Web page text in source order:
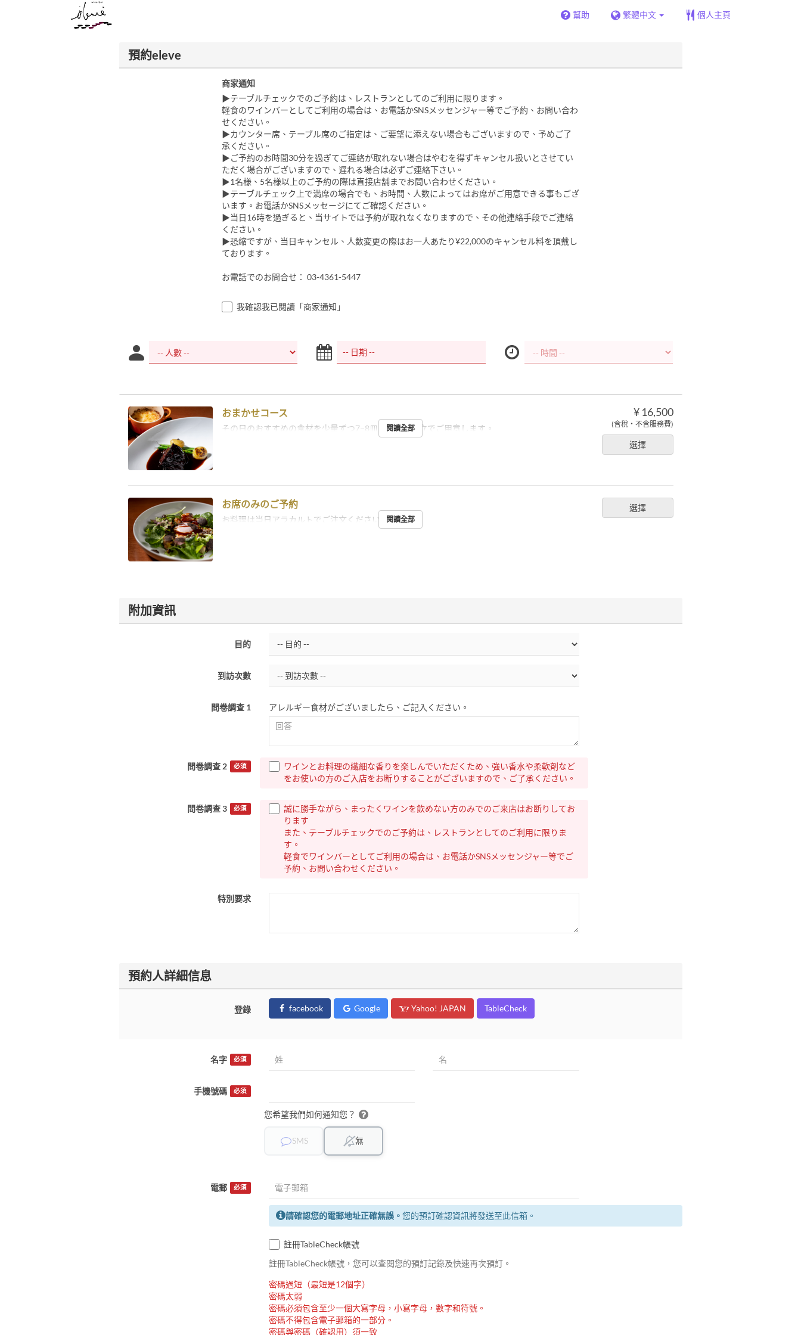
幫助 繁體中文 個人主頁
預約eleve
商家通知
▶︎テーブルチェックでのご予約は、レストランとしてのご利用に限ります。
軽食のワインバーとしてご利用の場合は、お電話かSNSメッセンジャー等でご予約、お問い合わ
せください。
▶︎カウンター席、テーブル席のご指定は、ご要望に添えない場合もございますので、予めご了
承ください。
▶︎ご予約のお時間30分を過ぎてご連絡が取れない場合はやむを得ずキャンセル扱いとさせてい
ただく場合がございますので、遅れる場合は必ずご連絡下さい。
▶︎1名様、5名様以上のご予約の際は直接店舗までお問い合わせください。
▶︎テーブルチェック上で満席の場合でも、お時間、人数によってはお席がご用意できる事もござ
います。お電話かSNSメッセージにてご確認ください。
▶︎当日16時を過ぎると、当サイトでは予約が取れなくなりますので、その他連絡手段でご連絡
ください。
▶︎恐縮ですが、当日キャンセル、人数変更の際はお一人あたり¥22,000のキャンセル料を頂戴し
ております。
お電話でのお問合せ： 03-4361-5447
我確認我已閱讀「商家通知」
¥ 16,500
(含稅・不含服務費)
選擇
おまかせコース
その日のおすすめの食材を少量ずつ7−8皿、コース仕立でご用意します。
閱讀全部
選擇
お席のみのご予約
お料理は当日アラカルトでご注文ください。閱讀全部
附加資訊
目的
到訪次數
問卷調查 1 アレルギー食材がございましたら、ご記入ください。
問卷調查 2 必須
ワインとお料理の繊細な香りを楽しんでいただくため、強い香水や柔軟剤など
をお使いの方のご入店をお断りすることがございますので、ご了承ください。
問卷調查 3 必須
誠に勝手ながら、まったくワインを飲めない方のみでのご来店はお断りしてお
ります
また、テーブルチェックでのご予約は、レストランとしてのご利用に限りま
す。
軽食でワインバーとしてご利用の場合は、お電話かSNSメッセンジャー等でご
予約、お問い合わせください。
特別要求
預約人詳細信息
登錄 facebook Google Yahoo! JAPAN TableCheck
名字 必須
手機號碼 必須
您希望我們如何通知您？
SMS 無
電郵 必須
請確認您的電郵地址正確無誤。 您的預訂確認資訊將發送至此信箱。
註冊TableCheck帳號
註冊TableCheck帳號，您可以查閱您的預訂記錄及快速再次預訂。
密碼過短（最短是12個字）
密碼太弱
密碼必須包含至少一個大寫字母，小寫字母，數字和符號。
密碼不得包含電子郵箱的一部分。
密碼與密碼（確認用）須一致